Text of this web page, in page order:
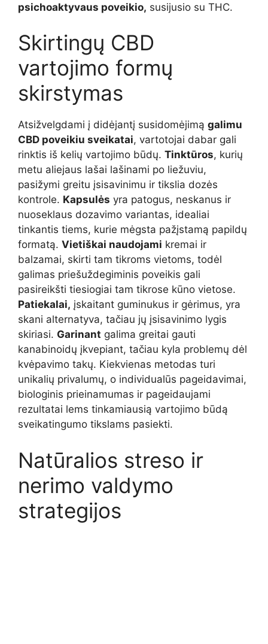
psichoaktyvaus poveikio, susijusio su THC.
Skirtingų CBD
vartojimo formų
skirstymas
Atsižvelgdami į didėjantį susidomėjimą galimu
CBD poveikiu sveikatai, vartotojai dabar gali
rinktis iš kelių vartojimo būdų. Tinktūros, kurių
metu aliejaus lašai lašinami po liežuviu,
pasižymi greitu įsisavinimu ir tikslia dozės
kontrole. Kapsulės yra patogus, neskanus ir
nuoseklaus dozavimo variantas, idealiai
tinkantis tiems, kurie mėgsta pažįstamą papildų
formatą. Vietiškai naudojami kremai ir
balzamai, skirti tam tikroms vietoms, todėl
galimas priešuždegiminis poveikis gali
pasireikšti tiesiogiai tam tikrose kūno vietose.
Patiekalai, įskaitant guminukus ir gėrimus, yra
skani alternatyva, tačiau jų įsisavinimo lygis
skiriasi. Garinant galima greitai gauti
kanabinoidų įkvepiant, tačiau kyla problemų dėl
kvėpavimo takų. Kiekvienas metodas turi
unikalių privalumų, o individualūs pageidavimai,
biologinis prieinamumas ir pageidaujami
rezultatai lems tinkamiausią vartojimo būdą
sveikatingumo tikslams pasiekti.
Natūralios streso ir
nerimo valdymo
strategijos